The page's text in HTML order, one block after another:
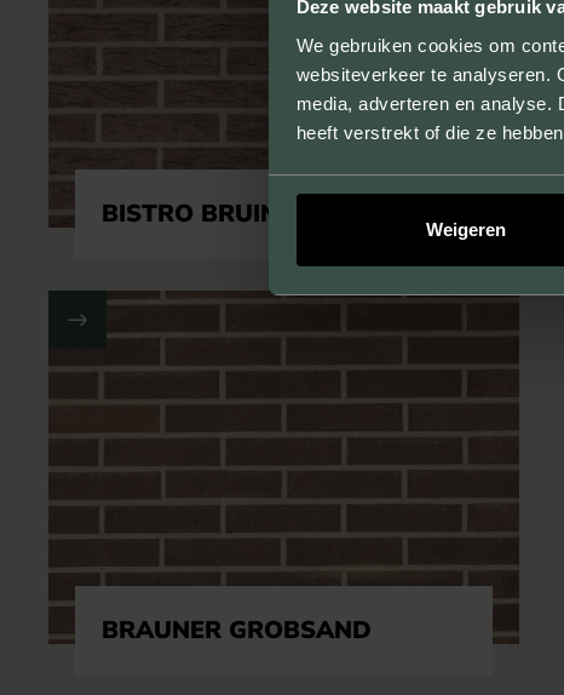
Deze website maakt gebruik
We gebruiken cookies om
websiteverkeer te analyseren.
media, adverteren en analyse.
heeft verstrekt of die ze
Weigeren
BISTRO BRUIN GROFZAND
BRAUNER GROBSAND